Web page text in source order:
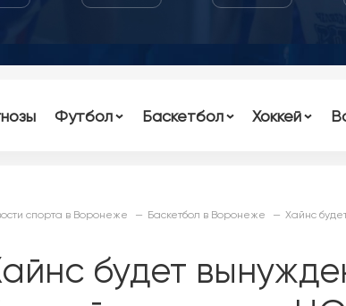
Футбол Баскетбол Хоккей
спорта в Воронеже Баскетбол в Воронеже Хайнс
будет